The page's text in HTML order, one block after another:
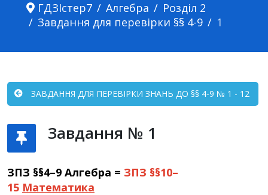
ГДЗІстер7 Алгебра
Розділ 2
Завдання для перевірки §§ 4-9
1
ЗАВДАННЯ ДЛЯ ПЕРЕВІРКИ ЗНАНЬ ДО §§ 4-9 № 1 - 12
Завдання № 1
ЗПЗ §§4–9 Алгебра = ЗПЗ §§10–
15 Математика